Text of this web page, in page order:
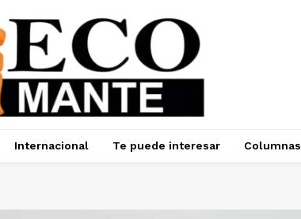
Internacional Te puede interesar Columnas